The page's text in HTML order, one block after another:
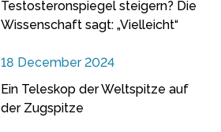
Testosteronspiegel steigern? Die
Wissenschaft sagt: „Vielleicht“
18 December 2024
Ein Teleskop der Weltspitze auf
der Zugspitze